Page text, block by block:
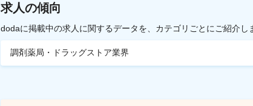
求人の傾向
dodaに掲載中の求人に関するデータを、カテゴリごとにご紹介し
調剤薬局・ドラッグストア業界